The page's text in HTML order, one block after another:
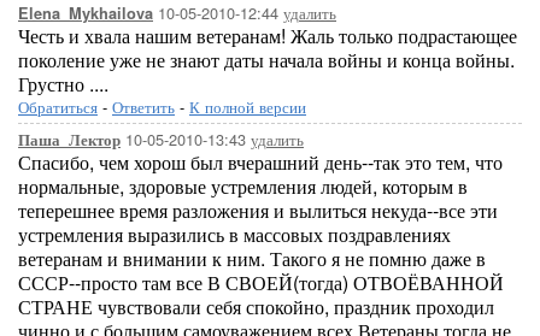
Elena_Mykhailova 10-05-2010-12:44 удалить
Честь и хвала нашим ветеранам! Жаль только подрастающее
поколение уже не знают даты начала войны и конца войны.
Грустно ....
Обратиться - Ответить - К полной версии
Паша_Лектор 10-05-2010-13:43 удалить
Спасибо, чем хорош был вчерашний день--так это тем, что
нормальные, здоровые устремления людей, которым в
теперешнее время разложения и вылиться некуда--все эти
устремления выразились в массовых поздравлениях
ветеранам и внимании к ним. Такого я не помню даже в
СССР--просто там все В СВОЕЙ(тогда) ОТВОЁВАННОЙ
СТРАНЕ чувствовали себя спокойно, праздник проходил